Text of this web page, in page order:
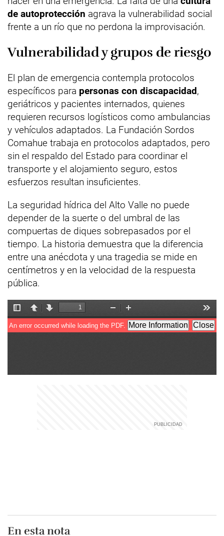
de autoprotección agrava la vulnerabilidad social
frente a un río que no perdona la improvisación.
Vulnerabilidad y grupos de riesgo
El plan de emergencia contempla protocolos
específicos para personas con discapacidad,
geriátricos y pacientes internados, quienes
requieren recursos logísticos como ambulancias
y vehículos adaptados. La Fundación Sordos
Comahue trabaja en protocolos adaptados, pero
sin el respaldo del Estado para coordinar el
transporte y el alojamiento seguro, estos
esfuerzos resultan insuficientes.
La seguridad hídrica del Alto Valle no puede
depender de la suerte o del umbral de las
compuertas de diques sobrepasados por el
tiempo. La historia demuestra que la diferencia
entre una anécdota y una tragedia se mide en
centímetros y en la velocidad de la respuesta
pública.
En esta nota